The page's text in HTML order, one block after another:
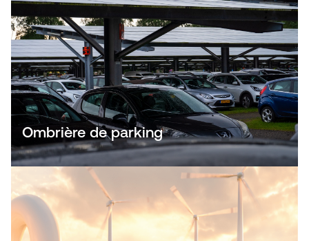
Ombrière de parking